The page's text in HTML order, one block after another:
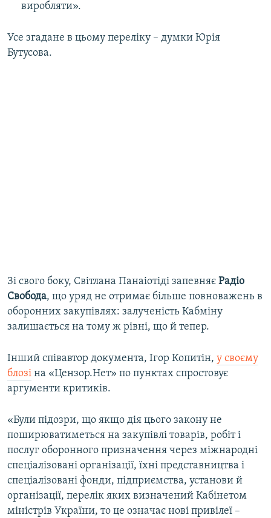
виробляти».
Усе згадане в цьому переліку – думки Юрія
Бутусова.
​Зі свого боку, Світлана Панаіотіді запевняє Радіо
Свобода, що уряд не отримає більше повноважень в
оборонних закупівлях: залученість Кабміну
залишається на тому ж рівні, що й тепер.
Інший співавтор документа, Ігор Копитін, у своєму
блозі на «Цензор.Нет» по пунктах спростовує
аргументи критиків.
«Були підозри, що якщо дія цього закону не
поширюватиметься на закупівлі товарів, робіт і
послуг оборонного призначення через міжнародні
спеціалізовані організації, їхні представництва і
спеціалізовані фонди, підприємства, установи й
організації, перелік яких визначений Кабінетом
міністрів України, то це означає нові привілеї –